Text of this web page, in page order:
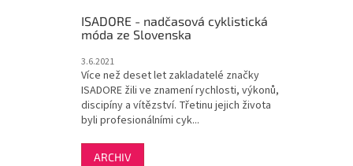
ISADORE - nadčasová cyklistická
móda ze Slovenska
3.6.2021
Více než deset let zakladatelé značky
ISADORE žili ve znamení rychlosti, výkonů,
discipíny a vítězství. Třetinu jejich života
byli profesionálními cyk...
ARCHIV